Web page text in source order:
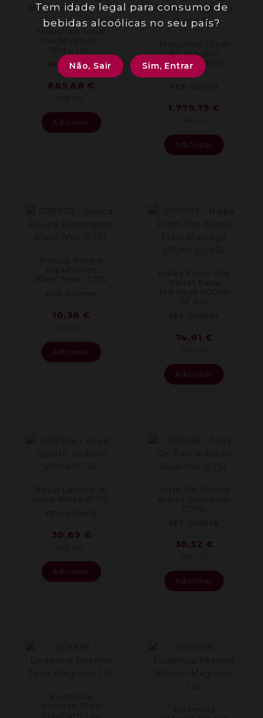
3/4 Magnum
Tinto 1.5L
REF: 009911
889,88 €
Adicionar
3/4 Double
Magnum Tinto
**3L**
REF: 009910
1.779,75 €
Adicionar
Pouca Roupa
Espumante
Blanc Noir 0.75L
REF: 009908
10,36 €
Adicionar
Nikka From The
Barrel Extra
Marriage 500Ml
(51.4%)
REF: 009907
74,61 €
Adicionar
Royal Oporto 10
Anos White 0.75L
REF: 009906
30,69 €
Adicionar
Arinto Alvarinho
0.75L
REF: 009898
30,52 €
Adicionar
Evidencia
Reserva Tinto
Magnum 1.5L
Evidencia
Tem idade legal para consumo de
bebidas alcoólicas no seu país?
Não, Sair Sim, Entrar